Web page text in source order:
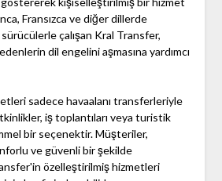
Fransızca ve diğer dillerde
çalışan Kral Transfer,
dil engelini aşmasına yardımcı
sadece havaalanı transferleriyle
iş toplantıları veya turistik
bir seçenektir. Müşteriler,
ve güvenli bir şekilde
özelleştirilmiş hizmetleri